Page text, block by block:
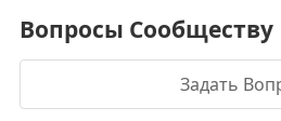
Вопросы Сообществу
Задать